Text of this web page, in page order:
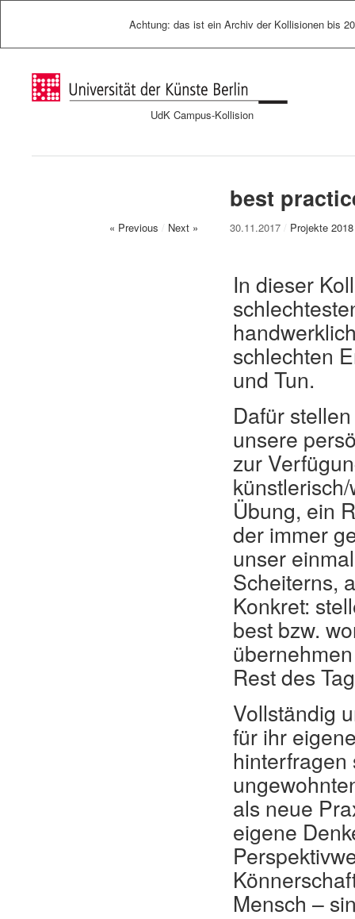
Achtung: das ist ein Archiv der Kollisionen bis
UdK Campus-Kollision
best
« Previous / Next » 30.11.2017 / Projekte 2018
In dieser
schlechten
und Tun.
Dafür
unsere
zur
Übung, ein
der immer
unser
Scheiterns,
Konkret:
best bzw.
Rest des
Vollständig
für ihr
hinterfragen
als neue
eigene
Mensch –